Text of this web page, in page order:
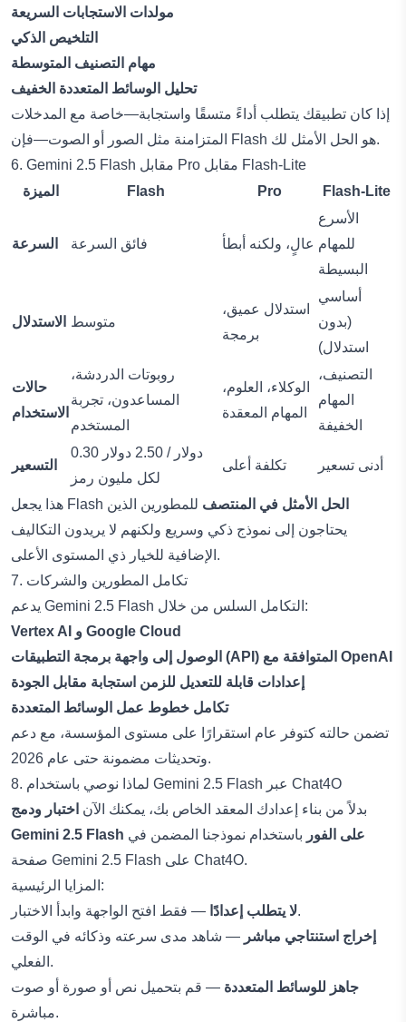
مولدات الاستجابات السريعة
التلخيص الذكي
مهام التصنيف المتوسطة
تحليل الوسائط المتعددة الخفيف
إذا كان تطبيقك يتطلب أداءً متسقًا واستجابة—خاصة مع المدخلات
المتزامنة مثل الصور أو الصوت—فإن Flash هو الحل الأمثل لك.
6. Gemini 2.5 Flash مقابل Pro مقابل Flash-Lite
الميزة
Flash Pro Flash-Lite
السرعة فائق السرعة عالٍ، ولكنه أبطأ
الأسرع
للمهام
البسيطة
الاستدلال متوسط
استدلال عميق،
برمجة
أساسي
(بدون
استدلال)
حالات
الاستخدام
روبوتات الدردشة،
المساعدون، تجربة
المستخدم
الوكلاء، العلوم،
المهام المعقدة
التصنيف،
المهام
الخفيفة
التسعير
0.30 دولار / 2.50 دولار
لكل مليون رمز
تكلفة أعلى أدنى تسعير
هذا يجعل Flash الحل الأمثل في المنتصف للمطورين الذين
يحتاجون إلى نموذج ذكي وسريع ولكنهم لا يريدون التكاليف
الإضافية للخيار ذي المستوى الأعلى.
7. تكامل المطورين والشركات
يدعم Gemini 2.5 Flash التكامل السلس من خلال:
Vertex AI و Google Cloud
الوصول إلى واجهة برمجة التطبيقات (API) المتوافقة مع OpenAI
إعدادات قابلة للتعديل للزمن استجابة مقابل الجودة
تكامل خطوط عمل الوسائط المتعددة
تضمن حالته كتوفر عام استقرارًا على مستوى المؤسسة، مع دعم
وتحديثات مضمونة حتى عام 2026.
8. لماذا نوصي باستخدام Gemini 2.5 Flash عبر Chat4O
بدلاً من بناء إعدادك المعقد الخاص بك، يمكنك الآن اختبار ودمج
Gemini 2.5 Flash على الفور باستخدام نموذجنا المضمن في
صفحة Gemini 2.5 Flash على Chat4O.
المزايا الرئيسية:
لا يتطلب إعدادًا— فقط افتح الواجهة وابدأ الاختبار.
إخراج استنتاجي مباشر — شاهد مدى سرعته وذكائه في الوقت
الفعلي.
جاهز للوسائط المتعددة — قم بتحميل نص أو صورة أو صوت
مباشرة.